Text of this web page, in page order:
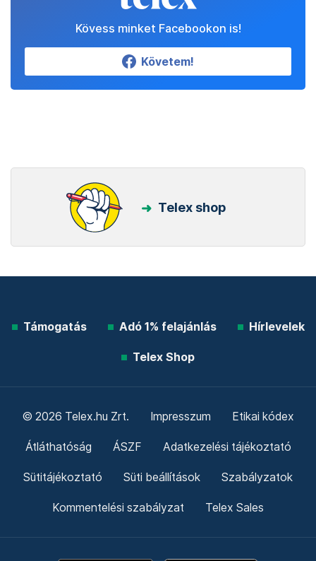
Kövess minket Facebookon is!
Követem!
Telex shop
Támogatás Adó 1% felajánlás Hírlevelek
Telex Shop
© 2026 Telex.hu Zrt. Impresszum Etikai kódex
Átláthatóság ÁSZF Adatkezelési tájékoztató
Sütitájékoztató Süti beállítások Szabályzatok
Kommentelési szabályzat Telex Sales